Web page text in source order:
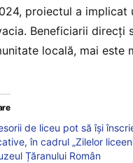
proiectul a implicat
Beneficiarii direcți
locală, mai este
de liceu pot să își
în cadrul „Zilelor
Țăranului Român